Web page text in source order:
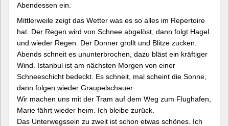
Abendessen ein.
Mittlerweile zeigt das Wetter was es so alles im Repertoire
hat. Der Regen wird von Schnee abgelöst, dann folgt Hagel
und wieder Regen. Der Donner grollt und Blitze zucken.
Abends schneit es ununterbrochen, dazu bläst ein kräftiger
Wind. Istanbul ist am nächsten Morgen von einer
Schneeschicht bedeckt. Es schneit, mal scheint die Sonne,
dann folgen wieder Graupelschauer.
Wir machen uns mit der Tram auf dem Weg zum Flughafen,
Marie fährt wieder heim. Ich bleibe zurück.
Das Unterwegssein zu zweit ist schon etwas schönes. Ich